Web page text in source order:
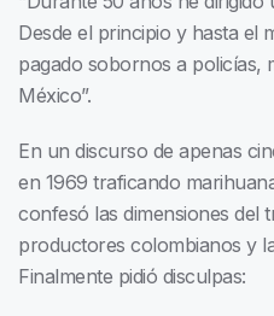
Desde el principio y hasta el
pagado sobornos a policías,
México”.
En un discurso de apenas
en 1969 traficando
confesó las dimensiones del
productores colombianos y
Finalmente pidió disculpas: